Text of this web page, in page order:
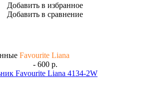
Добавить в избранное
Добавить в сравнение
Favourite Liana
- 600 р.
Favourite Liana 4134-2W